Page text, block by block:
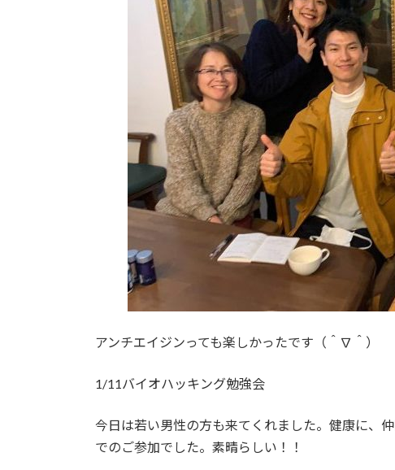
アンチエイジンっても楽しかったです（＾∇＾）
1/11バイオハッキング勉強会
今日は若い男性の方も来てくれました。健康に、
でのご参加でした。素晴らしい！！